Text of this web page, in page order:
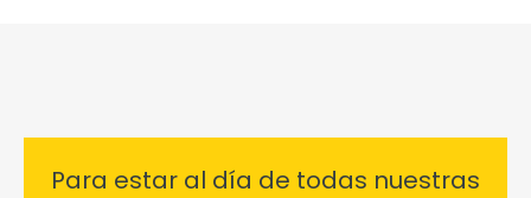
Para estar al día de todas nuestras